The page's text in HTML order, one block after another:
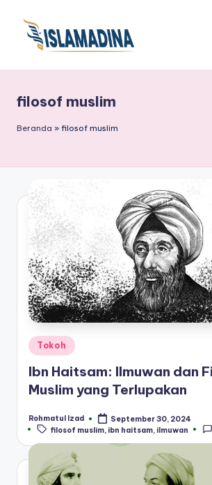
filosof muslim
Beranda » filosof muslim
Posted
in
Tokoh
Ibn Haitsam: Ilmuwan dan
Muslim yang Terlupakan
Posted
by
Rohmatul Izad September 30, 2024
Tags:
filosof muslim ibn haitsam ilmuwan